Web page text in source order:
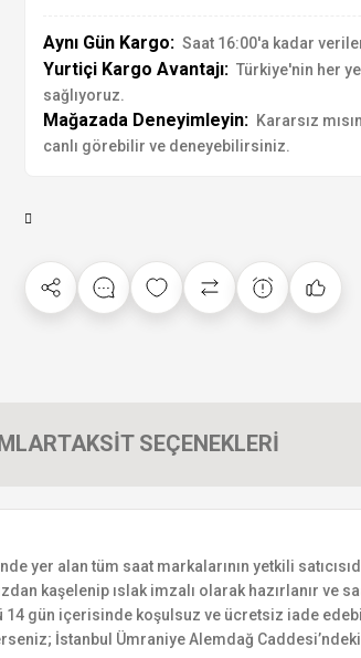
Aynı Gün Kargo: Saat 16:00'a kadar
Yurtiçi Kargo Avantajı: Türkiye'nin her
sağlıyoruz.
Mağazada Deneyimleyin: Kararsız
canlı görebilir ve deneyebilirsiniz.
TAKSİT SEÇENEKLERİ
yer alan tüm saat markalarının yetkili
kaşelenip ıslak imzalı olarak hazırlanır ve
14 gün içerisinde koşulsuz ve ücretsiz iade
İstanbul Ümraniye Alemdağ